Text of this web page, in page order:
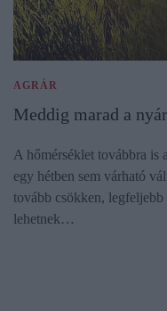
AGRÁR
Meddig marad a
A hőmérséklet továbbra is
egy hétben sem várható
tovább csökken, legfeljebb
lehetnek…